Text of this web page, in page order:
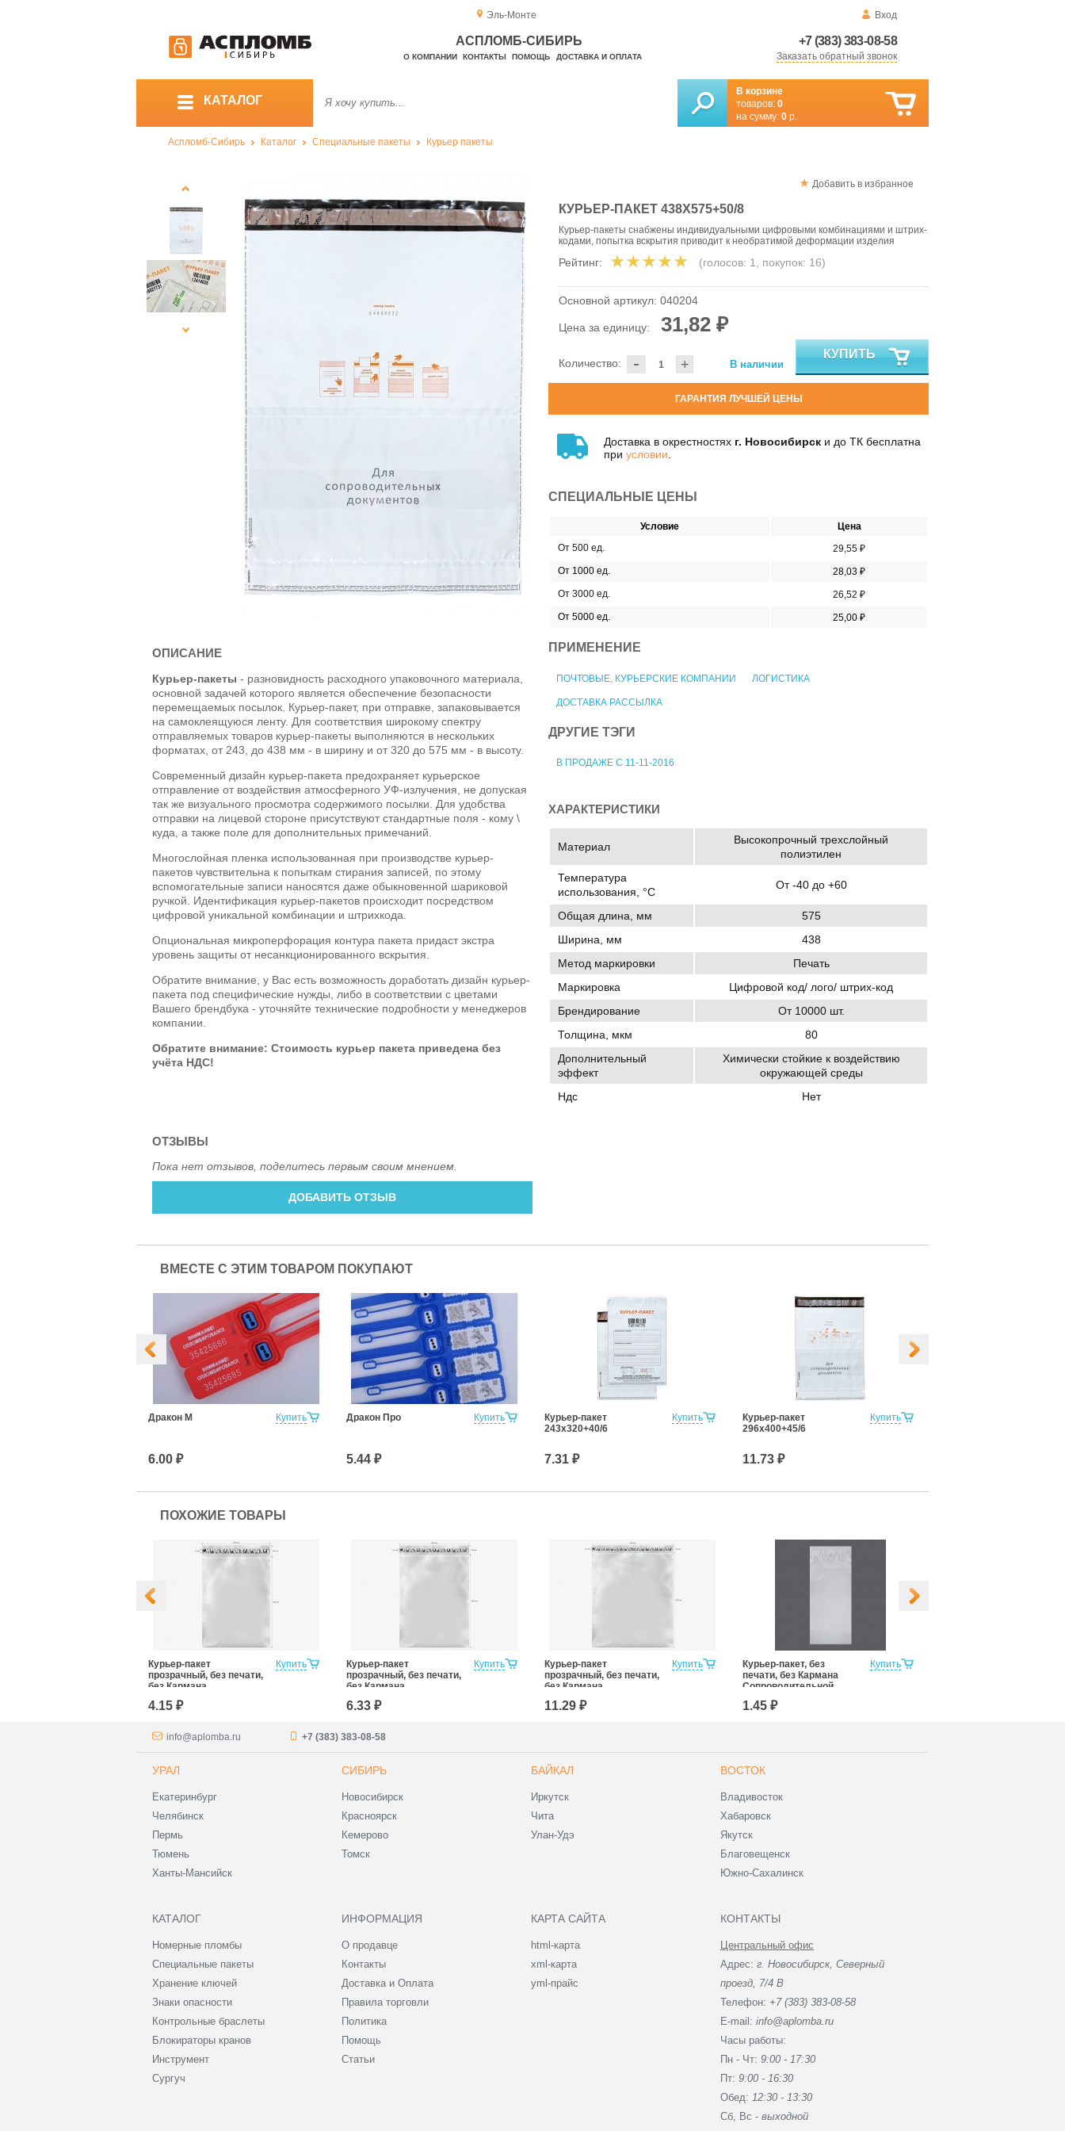
Эль-Монте Вход
+7 (383) 383-08-58
Заказать обратный звонок
АСПЛОМБ-СИБИРЬ
О КОМПАНИИ КОНТАКТЫ ПОМОЩЬ ДОСТАВКА И ОПЛАТА
КАТАЛОГ
В корзине
товаров: 0
на сумму: 0 р.
Аспломб-Сибирь Каталог Специальные пакеты Курьер пакеты
Добавить в избранное
КУРЬЕР-ПАКЕТ 438Х575+50/8
Курьер-пакеты снабжены индивидуальными цифровыми комбинациями и штрих-
кодами, попытка вскрытия приводит к необратимой деформации изделия
Рейтинг: (голосов: 1, покупок: 16)
Основной артикул: 040204
Цена за единицу: 31,82 ₽
- +
Количество: В наличии
КУПИТЬ
ГАРАНТИЯ ЛУЧШЕЙ ЦЕНЫ
Доставка в окрестностях г. Новосибирск и до ТК бесплатна
при условии
СПЕЦИАЛЬНЫЕ ЦЕНЫ
Условие
Цена
От 500 ед.
29,55 ₽
От 1000 ед.
28,03 ₽
От 3000 ед.
26,52 ₽
От 5000 ед.
25,00 ₽
ПРИМЕНЕНИЕ
ПОЧТОВЫЕ, КУРЬЕРСКИЕ КОМПАНИИ ЛОГИСТИКА
ДОСТАВКА РАССЫЛКА
ДРУГИЕ ТЭГИ
В ПРОДАЖЕ С 11-11-2016
ОПИСАНИЕ
Курьер-пакеты - разновидность расходного упаковочного материала,
основной задачей которого является обеспечение безопасности
перемещаемых посылок. Курьер-пакет, при отправке, запаковывается
на самоклеящуюся ленту. Для соответствия широкому спектру
отправляемых товаров курьер-пакеты выполняются в нескольких
форматах, от 243, до 438 мм - в ширину и от 320 до 575 мм - в высоту.
Современный дизайн курьер-пакета предохраняет курьерское
отправление от воздействия атмосферного УФ-излучения, не допуская
так же визуального просмотра содержимого посылки. Для удобства
отправки на лицевой стороне присутствуют стандартные поля - кому \
куда, а также поле для дополнительных примечаний.
Многослойная пленка использованная при производстве курьер-
пакетов чувствительна к попыткам стирания записей, по этому
вспомогательные записи наносятся даже обыкновенной шариковой
ручкой. Идентификация курьер-пакетов происходит посредством
цифровой уникальной комбинации и штрихкода.
Опциональная микроперфорация контура пакета придаст экстра
уровень защиты от несанкционированного вскрытия.
Обратите внимание, у Вас есть возможность доработать дизайн курьер-
пакета под специфические нужды, либо в соответствии с цветами
Вашего брендбука - уточняйте технические подробности у менеджеров
компании.
Обратите внимание: Стоимость курьер пакета приведена без
учёта НДС!
ХАРАКТЕРИСТИКИ
Материал
Высокопрочный трехслойный
полиэтилен
Температура
использования, °C
От -40 до +60
Общая длина, мм
575
Ширина, мм
438
Метод маркировки
Печать
Маркировка
Цифровой код/ лого/ штрих-код
Брендирование
От 10000 шт.
Толщина, мкм
80
Дополнительный
эффект
Химически стойкие к воздействию
окружающей среды
Ндс
Нет
ОТЗЫВЫ
Пока нет отзывов, поделитесь первым своим мнением.
ДОБАВИТЬ ОТЗЫВ
ВМЕСТЕ С ЭТИМ ТОВАРОМ ПОКУПАЮТ
Купить
Дракон М
6.00 ₽
Купить
Дракон Про
5.44 ₽
Купить
Курьер-пакет
243х320+40/6
7.31 ₽
Купить
Курьер-пакет
296х400+45/6
11.73 ₽
ПОХОЖИЕ ТОВАРЫ
Купить
Курьер-пакет
прозрачный, без печати,
без Кармана
Сопроводительной
Документации
маркетплейсов)
4.15 ₽
Купить
Курьер-пакет
прозрачный, без печати,
без Кармана
Сопроводительной
Документации
маркетплейсов)
6.33 ₽
Купить
Курьер-пакет
прозрачный, без печати,
без Кармана
Сопроводительной
Документации
11.29 ₽
Купить
Курьер-пакет, без
печати, без Кармана
Сопроводительной
Документации
110*210+50к/5 (для
1.45 ₽
info@aplomba.ru +7 (383) 383-08-58
УРАЛ
Екатеринбург
Челябинск
Пермь
Тюмень
Ханты-Мансийск
СИБИРЬ
Новосибирск
Красноярск
Кемерово
Томск
БАЙКАЛ
Иркутск
Чита
Улан-Удэ
ВОСТОК
Владивосток
Хабаровск
Якутск
Благовещенск
Южно-Сахалинск
КАТАЛОГ
Номерные пломбы
Специальные пакеты
Хранение ключей
Знаки опасности
Контрольные браслеты
Блокираторы кранов
Инструмент
Сургуч
ИНФОРМАЦИЯ
О продавце
Контакты
Доставка и Оплата
Правила торговли
Политика
Помощь
Статьи
КАРТА САЙТА
html-карта
xml-карта
yml-прайс
КОНТАКТЫ
Центральный офис
Адрес: г. Новосибирск, Северный
проезд, 7/4 В
Телефон: +7 (383) 383-08-58
E-mail: info@aplomba.ru
Часы работы:
Пн - Чт: 9:00 - 17:30
Пт: 9:00 - 16:30
Обед: 12:30 - 13:30
Сб, Вc - выходной